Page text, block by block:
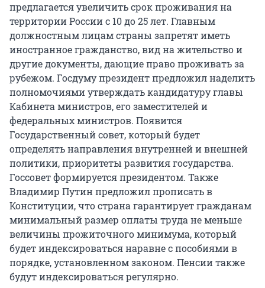
предлагается увеличить срок проживания на
территории России с 10 до 25 лет. Главным
должностным лицам страны запретят иметь
иностранное гражданство, вид на жительство и
другие документы, дающие право проживать за
рубежом. Госдуму президент предложил наделить
полномочиями утверждать кандидатуру главы
Кабинета министров, его заместителей и
федеральных министров. Появится
Государственный совет, который будет
определять направления внутренней и внешней
политики, приоритеты развития государства.
Госсовет формируется президентом. Также
Владимир Путин предложил прописать в
Конституции, что страна гарантирует гражданам
минимальный размер оплаты труда не меньше
величины прожиточного минимума, который
будет индексироваться наравне с пособиями в
порядке, установленном законом. Пенсии также
будут индексироваться регулярно.